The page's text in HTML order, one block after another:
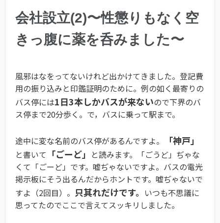
会社設立(2)〜性懲りもなく空
きっ腹に薬を呑みました〜
風邪はなをってないけれど出かけてきました。登記費
用の振り込みと印鑑証明のために。例の如く最寄りの
バス停には1日3本しかバスが来ないので下界のバ
ス停まで20分歩く。で，バスに乗って駅まで。
途中に変な名前のバス停があるんですよ。 「神戸」
と書いて 「ごーど」 と読みます。「ごうど」ぢゃな
くて「ごーど」です。嘘ぢゃないですよ。バスの電光
掲示板にそう出るんだからホントです。嘘ぢゃないで
すよ（2回目）。 只其れだけです。 いつも不思議に
思ってたのでここで言えてスッキリしました。